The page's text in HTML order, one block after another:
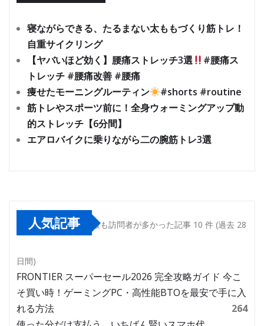
寝ながらできる、たるまない太ももづくり筋トレ！
自重サイクリング
【ヤバいほど効く】腰痛ストレッチ3選
#腰痛ス
トレッチ #腰痛改善 #腰痛
痩せたモーニングルーティン
#shorts #routine
筋トレやスポーツ前に！全身ウォーミングアップ動
的ストレッチ【6分間】
エアロバイクに乗りながら二の腕筋トレ3選
人気記事 最も訪問者が多かった記事 10 件 (過去 28
日間)
FRONTIER スーパーセール2026 完全攻略ガイド 今こ
そ買い時！ゲーミングPC・高性能BTOを最安で手に入
れる方法
264